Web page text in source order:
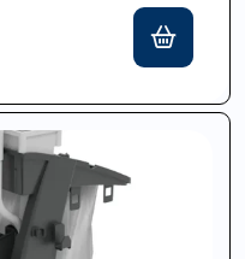
Structofoam…